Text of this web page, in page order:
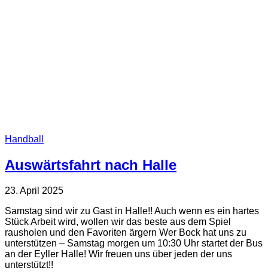
Handball
Auswärtsfahrt nach Halle
23. April 2025
Samstag sind wir zu Gast in Halle!! Auch wenn es ein hartes
Stück Arbeit wird, wollen wir das beste aus dem Spiel
rausholen und den Favoriten ärgern Wer Bock hat uns zu
unterstützen – Samstag morgen um 10:30 Uhr startet der Bus
an der Eyller Halle! Wir freuen uns über jeden der uns
unterstützt!!